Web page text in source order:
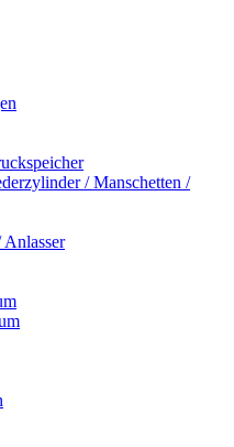
/ Manschetten /